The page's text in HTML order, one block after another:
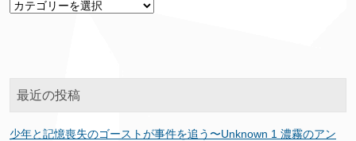
カ
最近の投稿
少年と記憶喪失のゴーストが事件を追う〜Unknown 1 濃霧のアン